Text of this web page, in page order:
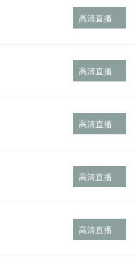
高清直播
高清直播
高清直播
高清直播
高清直播